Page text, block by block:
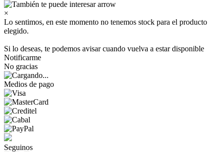
×
Lo sentimos, en este momento no tenemos stock para el producto
elegido.
Si lo deseas, te podemos avisar cuando vuelva a estar disponible
Notificarme
No gracias
Medios de pago
Seguinos